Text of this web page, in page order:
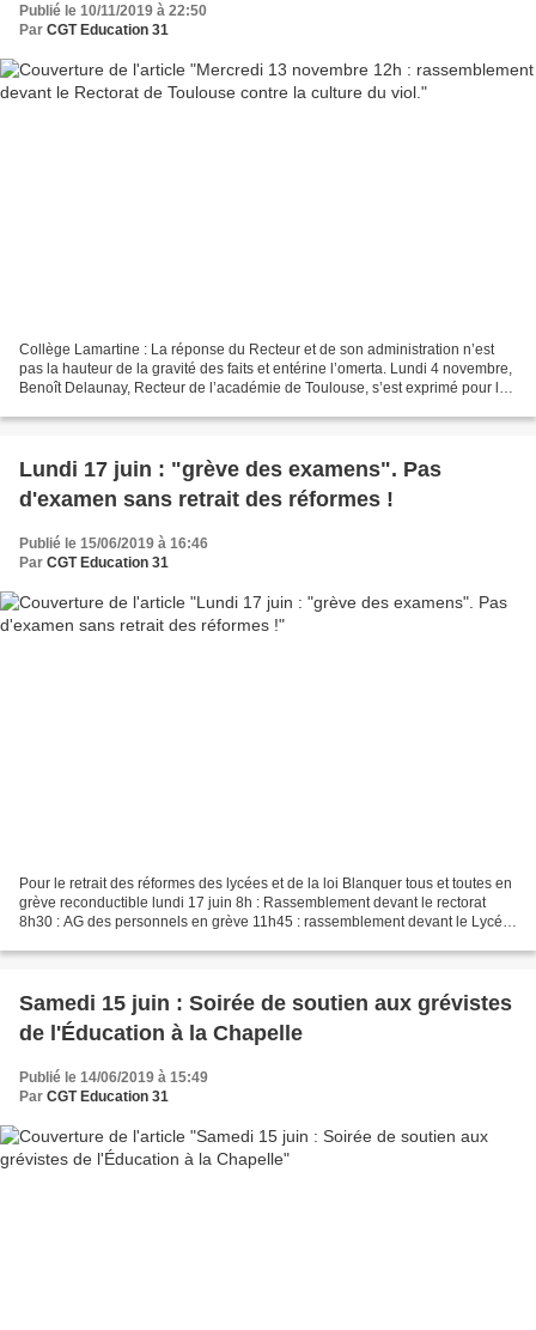
Publié le 10/11/2019 à 22:50
Par CGT Education 31
Collège Lamartine : La réponse du Recteur et de son administration n’est
pas la hauteur de la gravité des faits et entérine l’omerta. Lundi 4 novembre,
Benoît Delaunay, Recteur de l’académie de Toulouse, s’est exprimé pour la
Lundi 17 juin : "grève des examens". Pas
d'examen sans retrait des réformes !
Publié le 15/06/2019 à 16:46
Par CGT Education 31
Pour le retrait des réformes des lycées et de la loi Blanquer tous et toutes en
grève reconductible lundi 17 juin 8h : Rassemblement devant le rectorat
8h30 : AG des personnels en grève 11h45 : rassemblement devant le Lycée
Samedi 15 juin : Soirée de soutien aux grévistes
de l'Éducation à la Chapelle
Publié le 14/06/2019 à 15:49
Par CGT Education 31